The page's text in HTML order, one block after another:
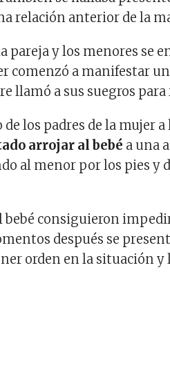
relación anterior de la
pareja y los menores se
comenzó a manifestar
llamó a sus suegros
los padres de la mujer
arrojar al bebé a una
al menor por los pies y
bebé consiguieron
después se
orden en la situación y